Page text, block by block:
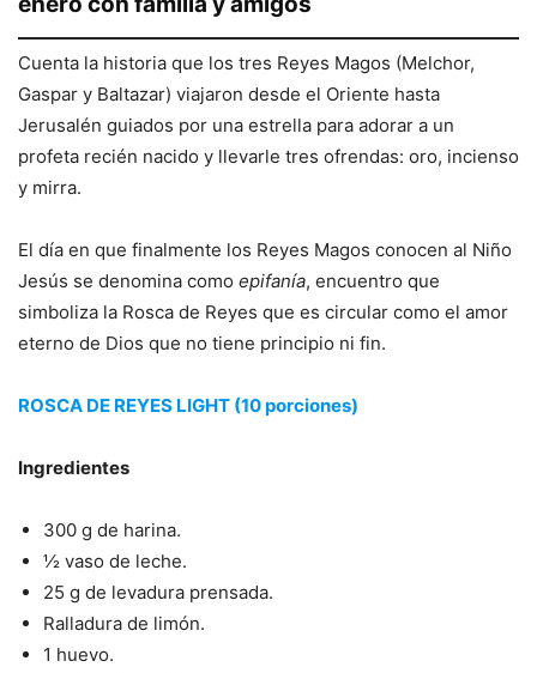
Cuenta la historia que los tres Reyes Magos (Melchor,
Gaspar y Baltazar) viajaron desde el Oriente hasta
Jerusalén guiados por una estrella para adorar a un
profeta recién nacido y llevarle tres ofrendas: oro, incienso
y mirra.
El día en que finalmente los Reyes Magos conocen al Niño
Jesús se denomina como epifanía, encuentro que
simboliza la Rosca de Reyes que es circular como el amor
eterno de Dios que no tiene principio ni fin.
ROSCA DE REYES LIGHT (10 porciones)
Ingredientes
300 g de harina.
½ vaso de leche.
25 g de levadura prensada.
Ralladura de limón.
1 huevo.